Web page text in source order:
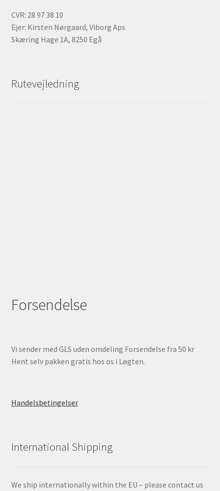
CVR: 28 97 38 10
Ejer: Kirsten Nørgaard, Viborg Aps
Skæring Hage 1A, 8250 Egå
Rutevejledning
Forsendelse
Vi sender med GLS uden omdeling Forsendelse fra 50 kr
Hent selv pakken gratis hos os i Løgten.
Handelsbetingelser
International Shipping
We ship internationally within the EU – please contact us